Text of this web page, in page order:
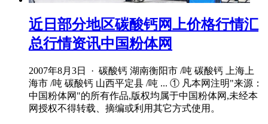
近日部分地区碳酸钙网上价格行情汇
总行情资讯中国粉体网
2007年8月3日 · 碳酸钙 湖南衡阳市 /吨 碳酸钙 上海上
海市 /吨 碳酸钙 山西平定县 /吨 ... ① 凡本网注明"来源：
中国粉体网"的所有作品,版权均属于中国粉体网,未经本
网授权不得转载、摘编或利用其它方式使用。